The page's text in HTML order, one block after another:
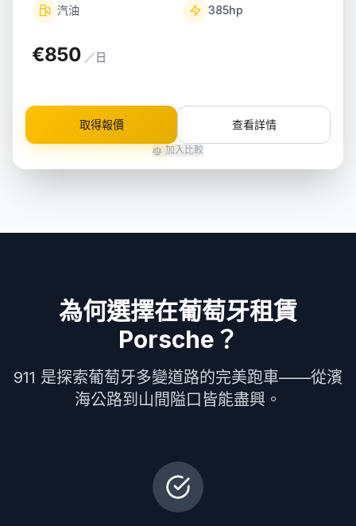
汽油 385hp
€850 ／日
取得報價 查看詳情
加入比較
為何選擇在葡萄牙租賃
Porsche？
911 是探索葡萄牙多變道路的完美跑車——從濱
海公路到山間隘口皆能盡興。